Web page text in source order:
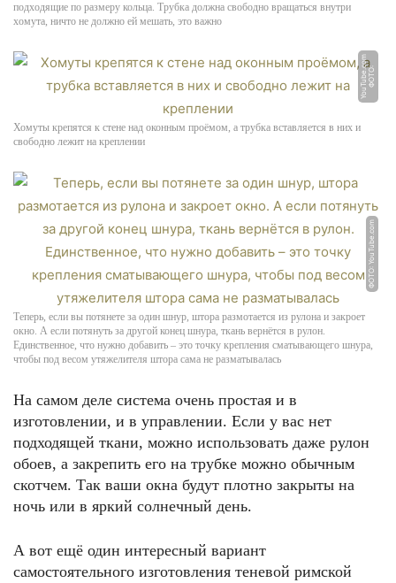
подходящие по размеру кольца. Трубка должна свободно вращаться внутри
хомута, ничто не должно ей мешать, это важно
Ф
О
Т
О:
Y
o
u
T
u
b
e.
c
o
m
Хомуты крепятся к стене над оконным проёмом, а трубка вставляется в них и
свободно лежит на креплении
ФОТО: YouTube.com
Теперь, если вы потянете за один шнур, штора размотается из рулона и закроет
окно. А если потянуть за другой конец шнура, ткань вернётся в рулон.
Единственное, что нужно добавить – это точку крепления сматывающего шнура,
чтобы под весом утяжелителя штора сама не разматывалась
На самом деле система очень простая и в
изготовлении, и в управлении. Если у вас нет
подходящей ткани, можно использовать даже рулон
обоев, а закрепить его на трубке можно обычным
скотчем. Так ваши окна будут плотно закрыты на
ночь или в яркий солнечный день.
А вот ещё один интересный вариант
самостоятельного изготовления теневой римской